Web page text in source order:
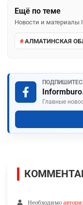
Ещё по теме
Новости и материалы
АЛМАТИНСКАЯ
Главные
Необходимо